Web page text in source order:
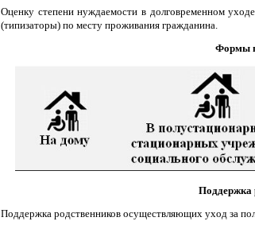
Оценку степени нуждаемости в долговременном
(типизаторы) по месту проживания гражданина.
Формы
Поддержка
Поддержка родственников осуществляющих уход за